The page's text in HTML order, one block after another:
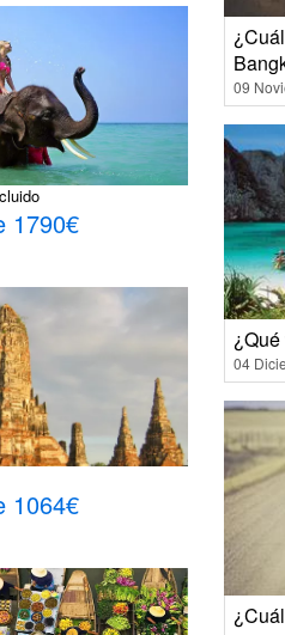
1790€
1064€
09
04